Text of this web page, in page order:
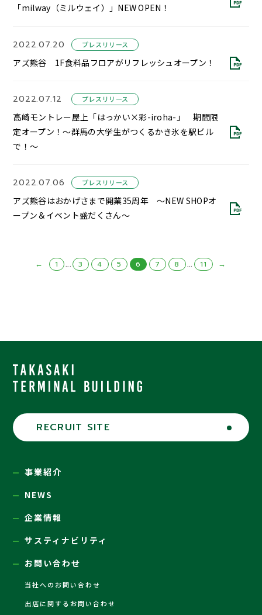
「milway（ミルウェイ）」NEW OPEN！
2022.07.20 プレスリリース
アズ熊谷 1F食料品フロアがリフレッシュオープン！
2022.07.12 プレスリリース
高崎モントレー屋上「はっかい×彩-iroha-」 期間限
定オープン！～群馬の大学生がつくるかき氷を駅ビル
で！～
2022.07.06 プレスリリース
アズ熊谷はおかげさまで開業35周年 ～NEW SHOPオ
ープン＆イベント盛だくさん～
← 1 ... 3 4 5 6 7 8 ... 11 →
RECRUIT SITE
事業紹介
NEWS
企業情報
サスティナビリティ
お問い合わせ
当社へのお問い合わせ
出店に関するお問い合わせ